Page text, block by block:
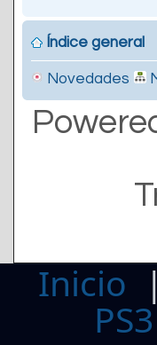
Índice general
Novedades
Inicio
PS3